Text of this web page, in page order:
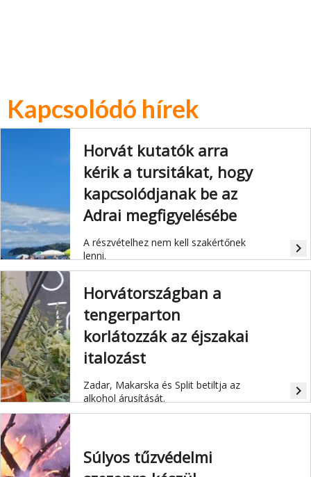
Kapcsolódó hírek
Horvát kutatók arra
kérik a tursitákat, hogy
kapcsolódjanak be az
Adrai megfigyelésébe
A részvételhez nem kell szakértőnek
lenni.
navigate_next
Horvátországban a
tengerparton
korlátozzák az éjszakai
italozást
Zadar, Makarska és Split betiltja az
alkohol árusítását.
navigate_next
Súlyos tűzvédelmi